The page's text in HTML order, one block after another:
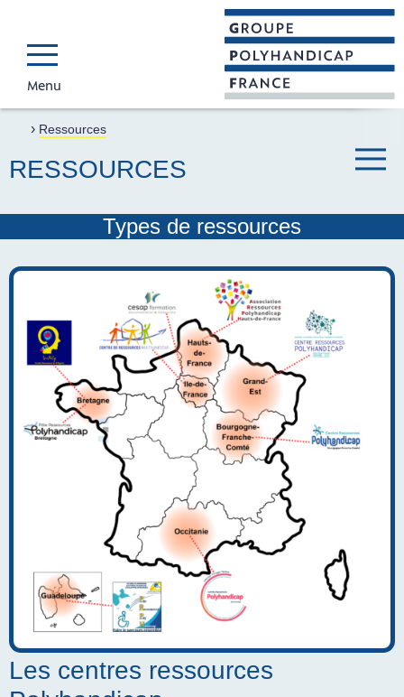
GROUPE
Faire connaître et
Menu
Accueil
› Ressources
RESSOURCES
Types de ressources
Les centres ressources